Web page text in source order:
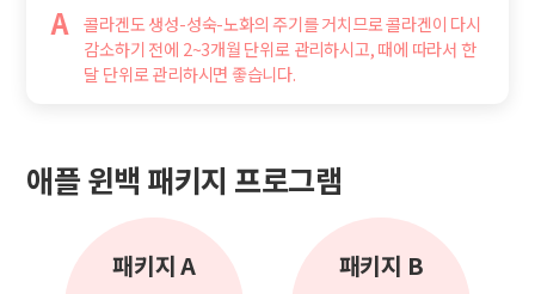
A
콜라겐도 생성-성숙-노화의 주기를 거치므로 콜라겐이 다시
감소하기 전에 2~3개월 단위로 관리하시고, 때에 따라서 한
달 단위로 관리하시면 좋습니다.
애플 윈백 패키지 프로그램
패키지 A 패키지 B